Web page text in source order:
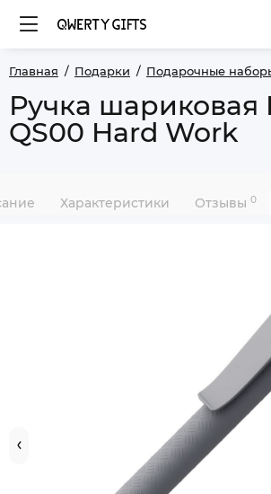
Главная Подарки Подарочные
Ручка шариковая
QS00 Hard Work
Характеристики Отзывы 0